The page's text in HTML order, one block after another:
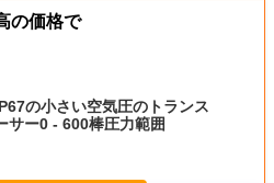
の価格で
の小さい空気圧のトランス
サー0 - 600棒圧力範囲